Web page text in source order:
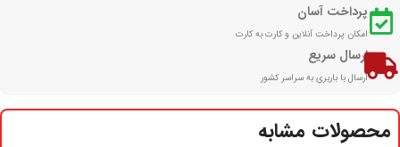
پرداخت آسان
امکان پرداخت آنلاین و کارت به کارت
ارسال سریع
ارسال با باربری به سراسر کشور
محصولات مشابه